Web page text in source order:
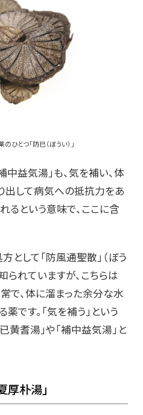
ひとつ「防已（ぼうい）」
中益気湯」も、気を補い、体
出して病気への抵抗力をあ
るという意味で、ここに含
として「防風通聖散」（ぼう
られていますが、こちらは
で、体に溜まった余分な水
です。「気を補う」という
黄耆湯」や「補中益気湯」と
厚朴湯」